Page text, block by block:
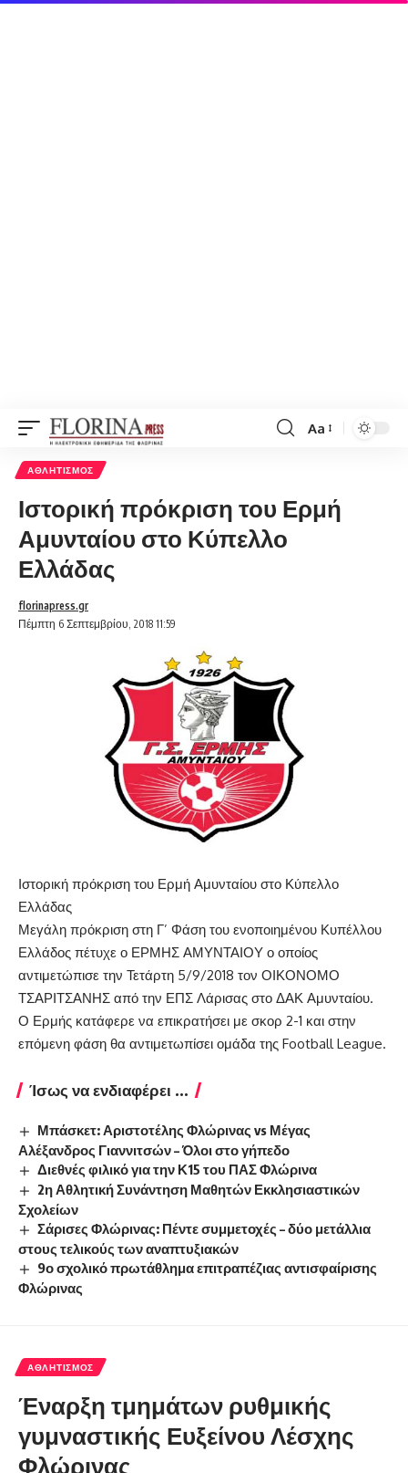
Font
Aa
ΑΘΛΗΤΙΣΜΌΣ
Ιστορική πρόκριση του Ερμή
Αμυνταίου στο Κύπελλο
Ελλάδας
Πέμπτη 6 Σεπτεμβρίου, 2018 11:59
florinapress.gr
Ιστορική πρόκριση του Ερμή Αμυνταίου στο Κύπελλο
Ελλάδας
Μεγάλη πρόκριση στη Γ’ Φάση του ενοποιημένου Κυπέλλου
Ελλάδος πέτυχε ο ΕΡΜΗΣ ΑΜΥΝΤΑΙΟΥ ο οποίος
αντιμετώπισε την Τετάρτη 5/9/2018 τον ΟΙΚΟΝΟΜΟ
ΤΣΑΡΙΤΣΑΝΗΣ από την ΕΠΣ Λάρισας στο ΔΑΚ Αμυνταίου.
Ο Ερμής κατάφερε να επικρατήσει με σκορ 2-1 και στην
επόμενη φάση θα αντιμετωπίσει ομάδα της Football League.
Ίσως να ενδιαφέρει ...
Μπάσκετ: Αριστοτέλης Φλώρινας vs Μέγας
Αλέξανδρος Γιαννιτσών – Όλοι στο γήπεδο
Διεθνές φιλικό για την Κ15 του ΠΑΣ Φλώρινα
2η Αθλητική Συνάντηση Μαθητών Εκκλησιαστικών
Σχολείων
Σάρισες Φλώρινας: Πέντε συμμετοχές – δύο μετάλλια
στους τελικούς των αναπτυξιακών
9ο σχολικό πρωτάθλημα επιτραπέζιας αντισφαίρισης
Φλώρινας
ΑΘΛΗΤΙΣΜΌΣ
Έναρξη τμημάτων ρυθμικής
γυμναστικής Ευξείνου Λέσχης
Φλώρινας